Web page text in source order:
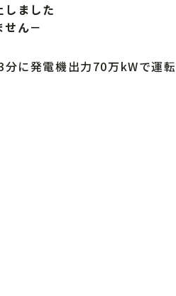
ました
ん－
に発電機出力70万kWで運